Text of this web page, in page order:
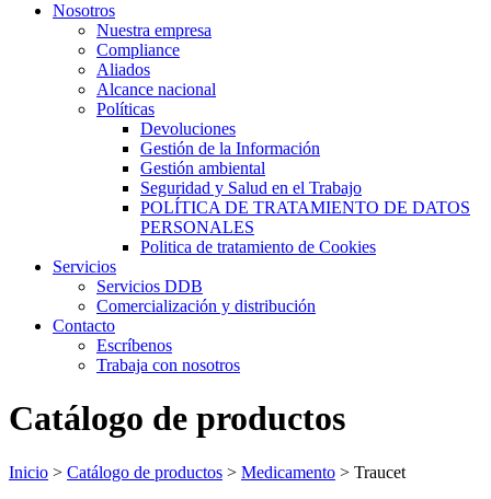
Nosotros
Nuestra empresa
Compliance
Aliados
Alcance nacional
Políticas
Devoluciones
Gestión de la Información
Gestión ambiental
Seguridad y Salud en el Trabajo
POLÍTICA DE TRATAMIENTO DE DATOS
PERSONALES
Politica de tratamiento de Cookies
Servicios
Servicios DDB
Comercialización y distribución
Contacto
Escríbenos
Trabaja con nosotros
Catálogo de productos
Inicio > Catálogo de productos > Medicamento > Traucet